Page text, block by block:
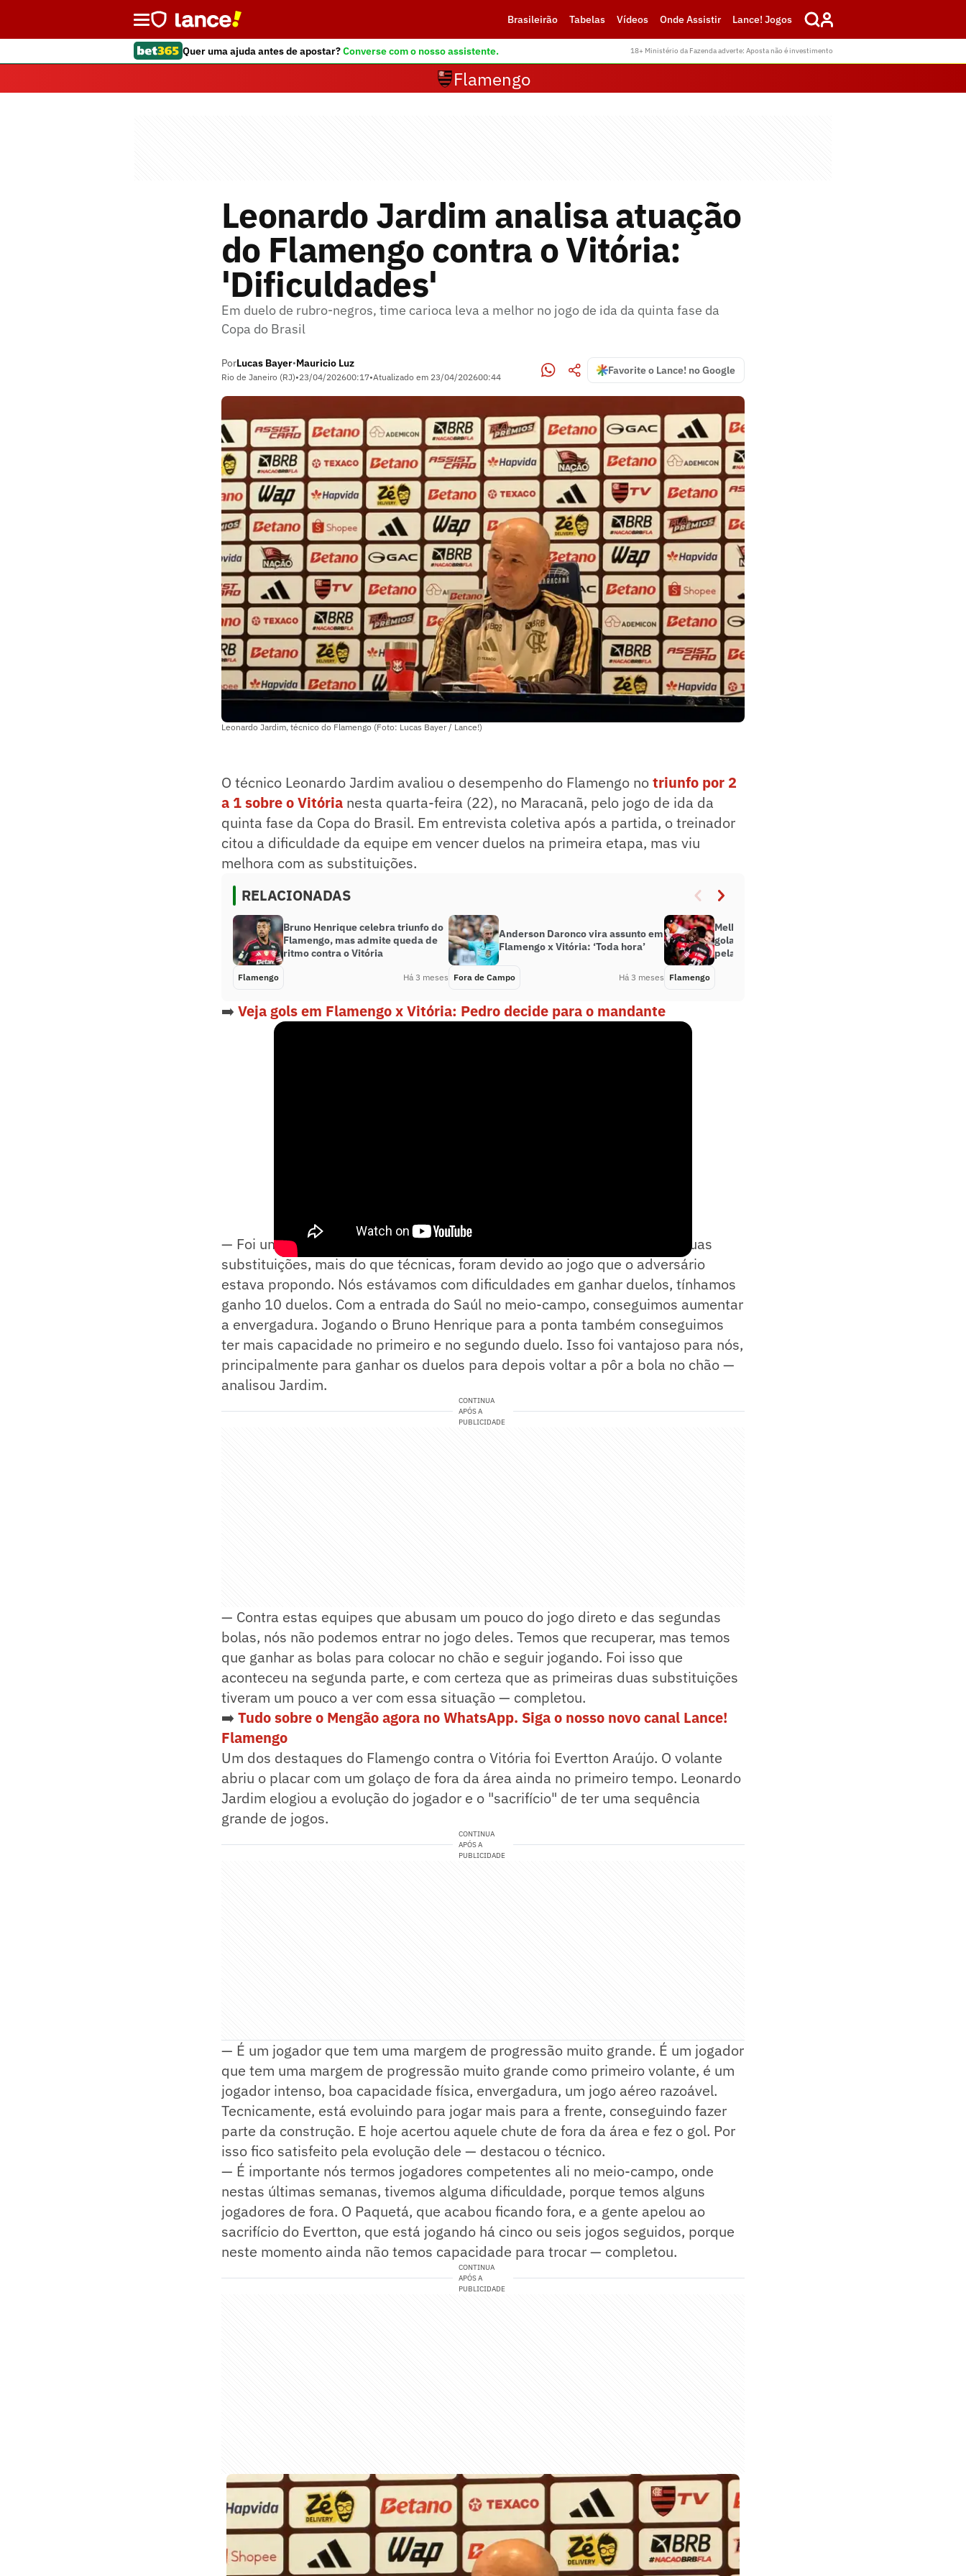
Brasileirão Tabelas Vídeos Onde Assistir Lance! Jogos
Quer uma ajuda antes de apostar?Converse com o nosso assistente. 18+ Ministério da Fazenda adverte: Aposta não é investimento
Flamengo
Leonardo Jardim analisa atuação
do Flamengo contra o Vitória:
'Dificuldades'
Em duelo de rubro-negros, time carioca leva a melhor no jogo de ida da quinta fase da
Copa do Brasil
PorLucas Bayer•Mauricio Luz
Rio de Janeiro (RJ)•23/04/202600:17•Atualizado em 23/04/202600:44
Favorite o Lance! no Google
Leonardo Jardim, técnico do Flamengo (Foto: Lucas Bayer / Lance!)
O técnico Leonardo Jardim avaliou o desempenho do Flamengo notriunfo por 2
a 1 sobre o Vitória nesta quarta-feira (22), no Maracanã, pelo jogo de ida da
quinta fase da Copa do Brasil. Em entrevista coletiva após a partida, o treinador
citou a dificuldade da equipe em vencer duelos na primeira etapa, mas viu
melhora com as substituições.
RELACIONADAS
Bruno Henrique celebra triunfo do
Flamengo, mas admite queda de
ritmo contra o Vitória
Flamengo Há 3 meses
Anderson Daronco vira assunto em
Flamengo x Vitória: ‘Toda hora’
Fora de Campo Há 3 meses
Melhores momentos: em jogo de
golaços, Flamengo bate o Vitória
pela Copa do Brasil
Flamengo
➡️ Veja gols em Flamengo x Vitória: Pedro decide para o mandante
— Foi um dos assuntos que eu falei com os jogadores ao intervalo, e as duas
substituições, mais do que técnicas, foram devido ao jogo que o adversário
estava propondo. Nós estávamos com dificuldades em ganhar duelos, tínhamos
ganho 10 duelos. Com a entrada do Saúl no meio-campo, conseguimos aumentar
a envergadura. Jogando o Bruno Henrique para a ponta também conseguimos
ter mais capacidade no primeiro e no segundo duelo. Isso foi vantajoso para nós,
principalmente para ganhar os duelos para depois voltar a pôr a bola no chão —
analisou Jardim.
CONTINUA
APÓS A
PUBLICIDADE
— Contra estas equipes que abusam um pouco do jogo direto e das segundas
bolas, nós não podemos entrar no jogo deles. Temos que recuperar, mas temos
que ganhar as bolas para colocar no chão e seguir jogando. Foi isso que
aconteceu na segunda parte, e com certeza que as primeiras duas substituições
tiveram um pouco a ver com essa situação — completou.
➡️ Tudo sobre o Mengão agora no WhatsApp. Siga o nosso novo canal Lance!
Flamengo
Um dos destaques do Flamengo contra o Vitória foi Evertton Araújo. O volante
abriu o placar com um golaço de fora da área ainda no primeiro tempo. Leonardo
Jardim elogiou a evolução do jogador e o "sacrifício" de ter uma sequência
grande de jogos.
CONTINUA
APÓS A
PUBLICIDADE
— É um jogador que tem uma margem de progressão muito grande. É um jogador
que tem uma margem de progressão muito grande como primeiro volante, é um
jogador intenso, boa capacidade física, envergadura, um jogo aéreo razoável.
Tecnicamente, está evoluindo para jogar mais para a frente, conseguindo fazer
parte da construção. E hoje acertou aquele chute de fora da área e fez o gol. Por
isso fico satisfeito pela evolução dele — destacou o técnico.
— É importante nós termos jogadores competentes ali no meio-campo, onde
nestas últimas semanas, tivemos alguma dificuldade, porque temos alguns
jogadores de fora. O Paquetá, que acabou ficando fora, e a gente apelou ao
sacrifício do Evertton, que está jogando há cinco ou seis jogos seguidos, porque
neste momento ainda não temos capacidade para trocar — completou.
CONTINUA
APÓS A
PUBLICIDADE